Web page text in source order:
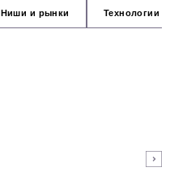
Ниши и рынки Технологии